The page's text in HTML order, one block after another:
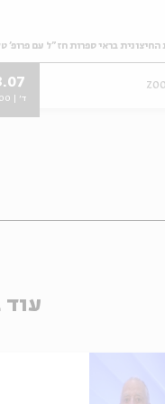
החיצונית בראי ספרות חז"ל עם פרופ'
ד' | 09:00
עוד